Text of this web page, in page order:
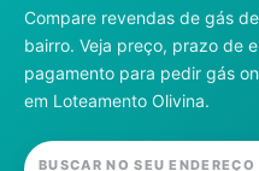
Cadastre-se
Gás
Compare revendas de gás
bairro. Veja preço, prazo de
pagamento para pedir gás
em Loteamento Olivina.
BUSCAR NO SEU ENDEREÇO